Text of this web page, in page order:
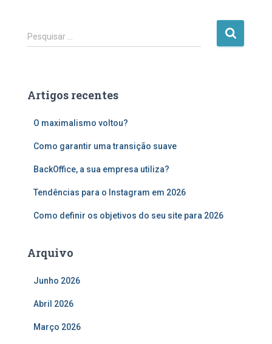
P
e
i
Pesquisar …
Artigos recentes
O maximalismo voltou?
Como garantir uma transição suave
BackOffice, a sua empresa utiliza?
Tendências para o Instagram em 2026
Como definir os objetivos do seu site para 2026
Arquivo
Junho 2026
Abril 2026
Março 2026